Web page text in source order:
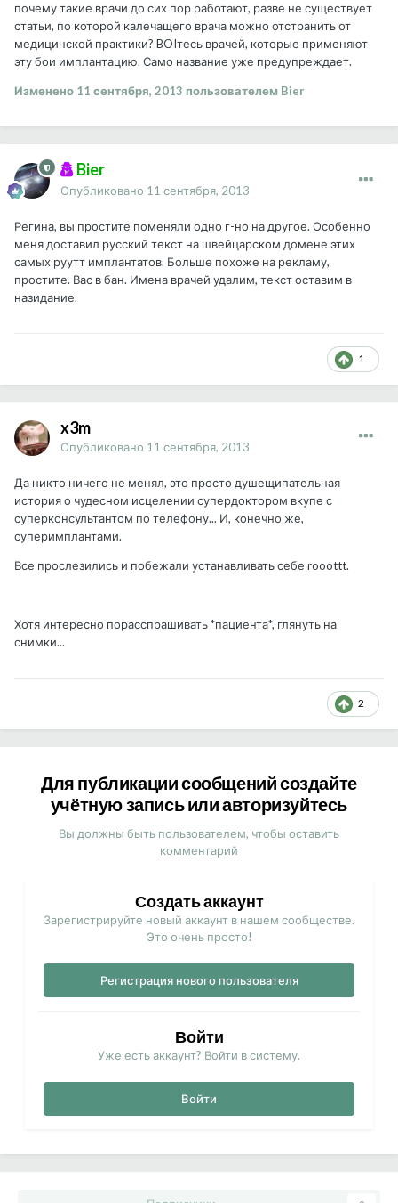
почему такие врачи до сих пор работают, разве не существует
статьи, по которой калечащего врача можно отстранить от
медицинской практики? BOIтесь врачей, которые применяют
эту бои имплантацию. Само название уже предупреждает.
Изменено 11 сентября, 2013 пользователем Bier
Bier
Опубликовано 11 сентября, 2013
Регина, вы простите поменяли одно г-но на другое. Особенно
меня доставил русский текст на швейцарском домене этих
самых руутт имплантатов. Больше похоже на рекламу,
простите. Вас в бан. Имена врачей удалим, текст оставим в
назидание.
1
x3m
Опубликовано 11 сентября, 2013
Да никто ничего не менял, это просто душещипательная
история о чудесном исцелении супердоктором вкупе с
суперконсультантом по телефону... И, конечно же,
суперимплантами.
Все прослезились и побежали устанавливать себе rooottt.
Хотя интересно порасспрашивать *пациента*, глянуть на
снимки...
2
Для публикации сообщений создайте
учётную запись или авторизуйтесь
Вы должны быть пользователем, чтобы оставить
комментарий
Создать аккаунт
Зарегистрируйте новый аккаунт в нашем сообществе.
Это очень просто!
Регистрация нового пользователя
Войти
Уже есть аккаунт? Войти в систему.
Войти